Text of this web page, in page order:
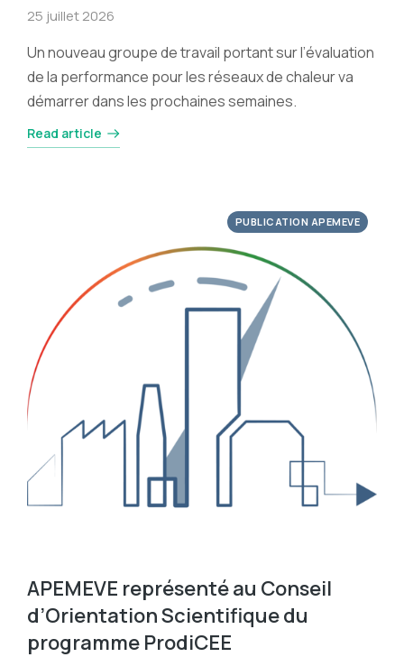
25 juillet 2026
Un nouveau groupe de travail portant sur l’évaluation
de la performance pour les réseaux de chaleur va
démarrer dans les prochaines semaines.
Read article
PUBLICATION APEMEVE
APEMEVE représenté au Conseil
d’Orientation Scientifique du
programme ProdiCEE